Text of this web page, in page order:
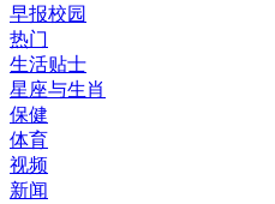
早报校园
热门
生活贴士
星座与生肖
保健
体育
视频
新闻